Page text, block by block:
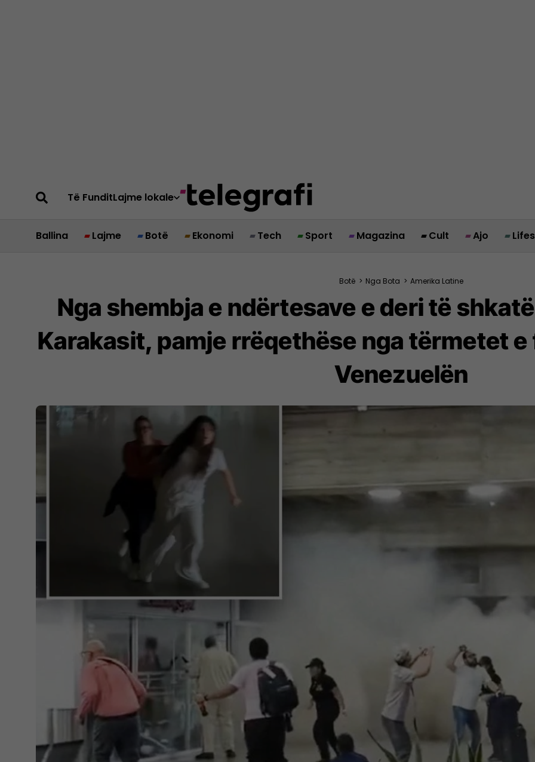
Të FunditLajme lokale
Ballina Lajme Botë Ekonomi Tech Sport Magazina Cult Ajo
Botë > Nga Bota > Amerika Latine
Nga shembja e ndërtesave e deri të
Karakasit, pamje rrëqethëse nga tërmetet
Venezuelën